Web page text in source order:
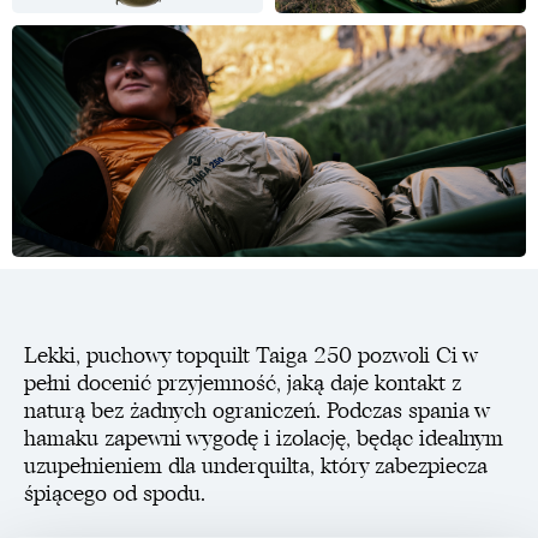
Lekki, puchowy topquilt Taiga 250 pozwoli Ci w
pełni docenić przyjemność, jaką daje kontakt z
naturą bez żadnych ograniczeń. Podczas spania w
hamaku zapewni wygodę i izolację, będąc idealnym
uzupełnieniem dla underquilta, który zabezpiecza
śpiącego od spodu.